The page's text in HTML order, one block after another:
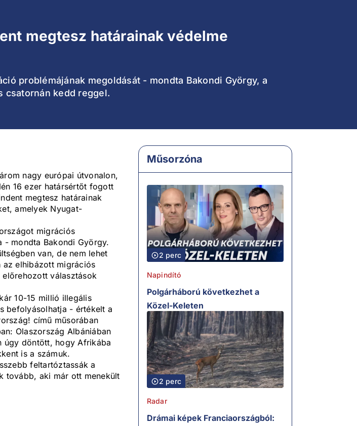
megtesz határainak védelme
problémájának megoldását - mondta Bakondi György, a
csatornán kedd reggel.
nagy európai útvonalon,
16 ezer határsértőt fogott
megtesz határainak
amelyek Nyugat-
migrációs
- mondta Bakondi György.
van, de nem lehet
az elhibázott migrációs
választások
10-15 millió illegális
befolyásolhatja - értékelt a
című műsorában
Olaszország Albániában
úgy döntött, hogy Afrikába
is a számuk.
feltartóztassák a
tovább, aki már ott menekült
Műsorzóna
2 perc
Napindító
Polgárháború következhet a
Közel-Keleten
2 perc
Radar
Drámai képek Franciaországból: